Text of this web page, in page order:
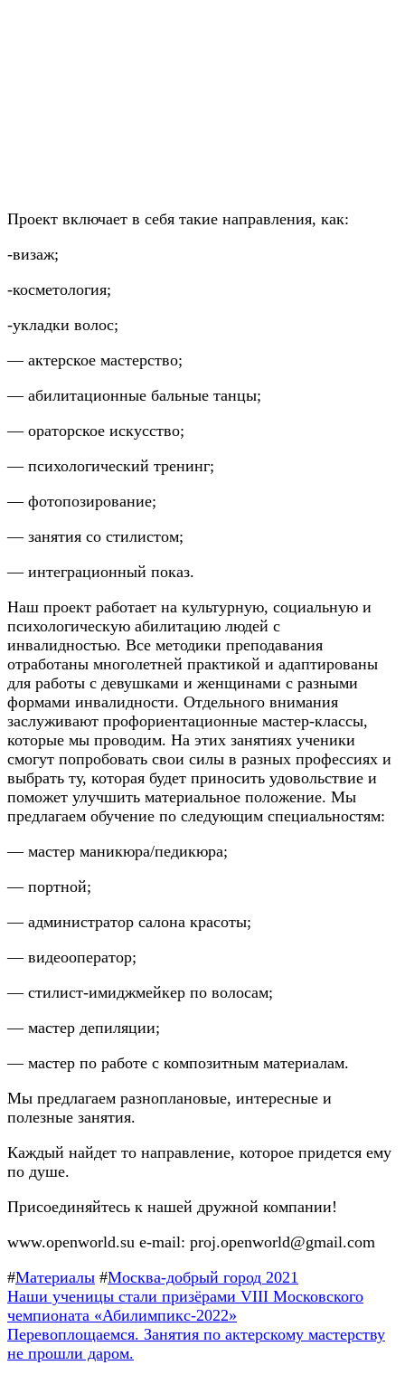
Проект включает в себя такие направления, как:
-визаж;
-косметология;
-укладки волос;
— актерское мастерство;
— абилитационные бальные танцы;
— ораторское искусство;
— психологический тренинг;
— фотопозирование;
— занятия со стилистом;
— интеграционный показ.
Наш проект работает на культурную, социальную и
психологическую абилитацию людей с
инвалидностью. Все методики преподавания
отработаны многолетней практикой и адаптированы
для работы с девушками и женщинами с разными
формами инвалидности. Отдельного внимания
заслуживают профориентационные мастер-классы,
которые мы проводим. На этих занятиях ученики
смогут попробовать свои силы в разных профессиях и
выбрать ту, которая будет приносить удовольствие и
поможет улучшить материальное положение. Мы
предлагаем обучение по следующим специальностям:
— мастер маникюра/педикюра;
— портной;
— администратор салона красоты;
— видеооператор;
— стилист-имиджмейкер по волосам;
— мастер депиляции;
— мастер по работе с композитным материалам.
Мы предлагаем разноплановые, интересные и
полезные занятия.
Каждый найдет то направление, которое придется ему
по душе.
Присоединяйтесь к нашей дружной компании!
www.openworld.su e-mail: proj.openworld@gmail.com
#Материалы #Москва-добрый город 2021
Навигация
по
записям
Предыдущая
запись:
Наши ученицы стали призёрами VIII Московского
чемпионата «Абилимпикс-2022»
Следующая
запись:
Перевоплощаемся. Занятия по актерскому мастерству
не прошли даром.